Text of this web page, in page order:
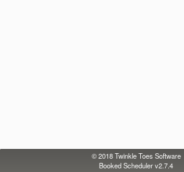
© 2018Twinkle Toes Software
Booked Scheduler v2.7.4